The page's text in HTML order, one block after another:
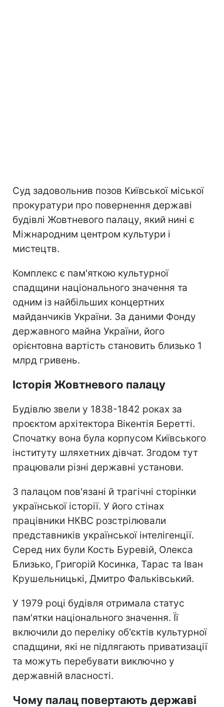
Суд задовольнив позов Київської міської
прокуратури про повернення державі
будівлі Жовтневого палацу, який нині є
Міжнародним центром культури і
мистецтв.
Комплекс є пам'яткою культурної
спадщини національного значення та
одним із найбільших концертних
майданчиків України. За даними Фонду
державного майна України, його
орієнтовна вартість становить близько 1
млрд гривень.
Історія Жовтневого палацу
Будівлю звели у 1838-1842 роках за
проєктом архітектора Вікентія Беретті.
Спочатку вона була корпусом Київського
інституту шляхетних дівчат. Згодом тут
працювали різні державні установи.
З палацом пов'язані й трагічні сторінки
української історії. У його стінах
працівники НКВС розстрілювали
представників української інтелігенції.
Серед них були Кость Буревій, Олекса
Близько, Григорій Косинка, Тарас та Іван
Крушельницькі, Дмитро Фальківський.
У 1979 році будівля отримала статус
пам'ятки національного значення. Її
включили до переліку об'єктів культурної
спадщини, які не підлягають приватизації
та можуть перебувати виключно у
державній власності.
Чому палац повертають державі